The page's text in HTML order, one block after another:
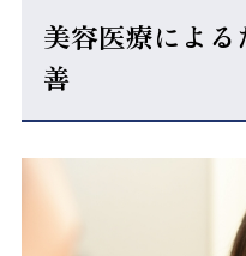
美容医療によ
善